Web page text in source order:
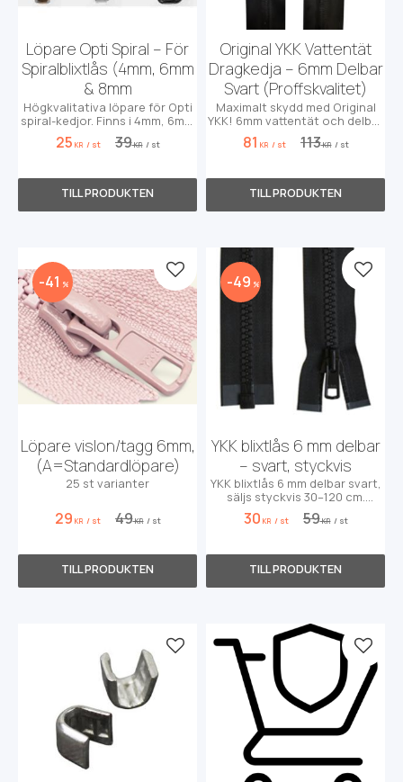
Löpare Opti Spiral – För
Spiralblixtlås (4mm, 6mm
& 8mm
Högkvalitativa löpare för Opti
spiral-kedjor. Finns i 4mm, 6mm
och 8mm i flera färger.
25 KR / st 39KR / st
Original YKK Vattentät
Dragkedja – 6mm Delbar
Svart (Proffskvalitet)
Maximalt skydd med Original
YKK! 6mm vattentät och delbar
dragkedja för extrema
förhållanden.
81 KR / st 113KR / st
Löpare vislon/tagg 6mm,
(A=Standardlöpare)
25 st varianter
29 KR / st 49KR / st
41 % Lägg till i favoriter
YKK blixtlås 6 mm delbar
– svart, styckvis
YKK blixtlås 6 mm delbar svart,
säljs styckvis 30–120 cm.
Perfekt för jackor, väskor och
DIY-projekt.
30 KR / st 59KR / st
49 % Lägg
Lägg till i favoriter Lägg